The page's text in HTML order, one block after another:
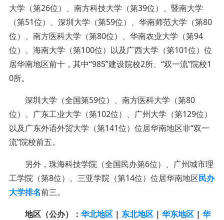
大学（第26位）、南方科技大学（第39位）、暨南大学
（第51位）、深圳大学（第59位）、华南师范大学（第80
位）、南方医科大学（第80位）、华南农业大学（第94
位）、海南大学（第100位）以及广西大学（第101位）位
居华南地区前十，其中“985”建设院校2所、“双一流”院校1
0所。
深圳大学（全国第59位）、南方医科大学（第80
位）、广东工业大学（第102位）、广州大学（第129位）
以及广东外语外贸大学（第141位）位居华南地区非“双一
流”院校前五。
另外，珠海科技学院（全国民办第6位）、广州城市理
工学院（第8位）、三亚学院（第14位）位居华南地区民办
大学排名前三。
地区（公办）： 华北地区| 东北地区| 华东地区| 华